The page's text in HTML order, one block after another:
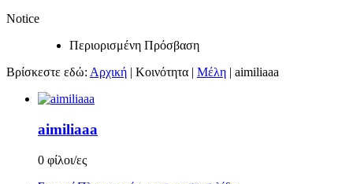
Notice
Περιορισμένη Πρόσβαση
Βρίσκεστε εδώ: Αρχική | Κοινότητα | Μέλη | aimiliaaa
aimiliaaa
0 φίλοι/ες